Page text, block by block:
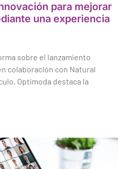
para mejorar
una experiencia
sobre el lanzamiento
colaboración con Natural
Optimoda destaca la